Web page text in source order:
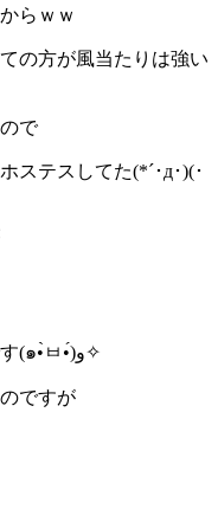
らｗｗ
の方が風当たりは強い
で
ステスしてた(*´･д･)(･
姑、小姑なんかは最優先して当然です(๑•̀ㅂ•́)و✧
ですが